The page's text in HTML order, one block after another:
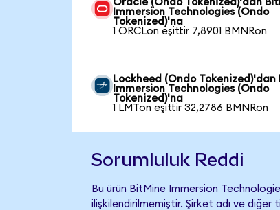
Oracle (Ondo Tokenized)'dan
Immersion Technologies (Ondo
Tokenized)'na
1 ORCLon eşittir 7,8901 BMNRon
Lockheed (Ondo Tokenized)'dan
Immersion Technologies (Ondo
Tokenized)'na
1 LMTon eşittir 32,2786 BMNRon
Sorumluluk Reddi
Bu ürün BitMine Immersion
ilişkilendirilmemiştir. Şirket adı ve diğer